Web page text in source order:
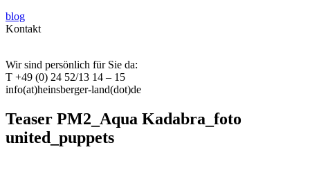
blog
Kontakt
Wir sind persönlich für Sie da:
T +49 (0) 24 52/13 14 – 15
info(at)heinsberger-land(dot)de
Teaser PM2_Aqua Kadabra_foto
united_puppets